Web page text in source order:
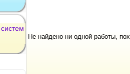
систем
Не найдено ни одной работы,